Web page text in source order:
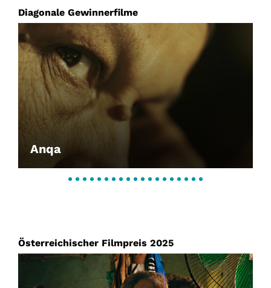
Diagonale Gewinnerfilme
Anqa
Österreichischer Filmpreis 2025